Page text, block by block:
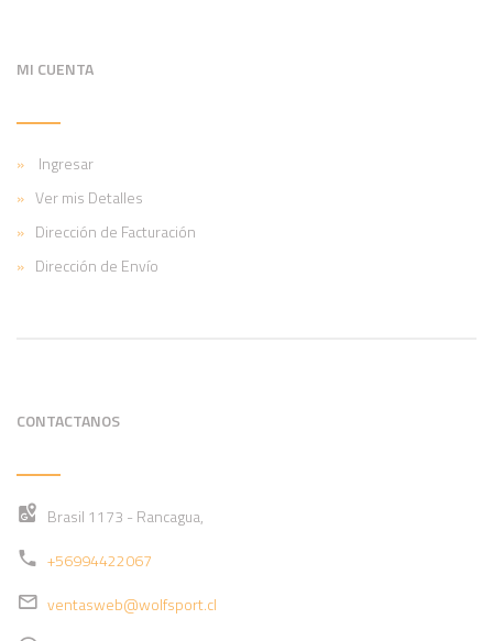
MI CUENTA
Ingresar
Ver mis Detalles
Dirección de Facturación
Dirección de Envío
CONTACTANOS
Brasil 1173 - Rancagua,
+56994422067
ventasweb@wolfsport.cl